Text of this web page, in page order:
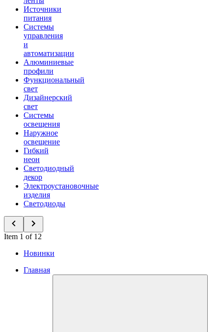
Источники
питания
Системы
управления
и
автоматизации
Алюминиевые
профили
Функциональный
свет
Дизайнерский
свет
Системы
освещения
Наружное
освещение
Гибкий
неон
Светодиодный
декор
Электроустановочные
изделия
Светодиоды
Item 1 of 12
Новинки
Главная